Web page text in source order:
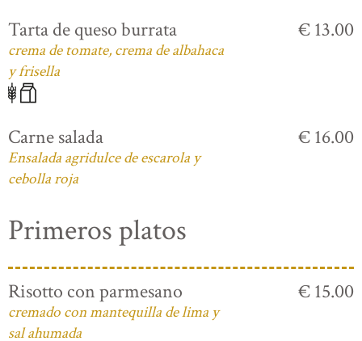
Tarta de queso burrata
crema de tomate, crema de albahaca
y frisella
€ 13.00
Carne salada
Ensalada agridulce de escarola y
cebolla roja
€ 16.00
Primeros platos
Risotto con parmesano
cremado con mantequilla de lima y
sal ahumada
€ 15.00